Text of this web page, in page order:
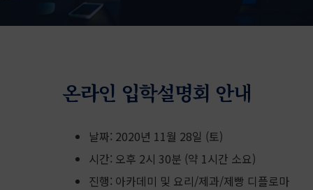
온라인 입학설명회 안내
날짜: 2020년 11월 28일 (토)
시간: 오후 2시 30분 (약 1시간 소요)
진행: 아카데미 및 요리/제과/제빵 디플로마